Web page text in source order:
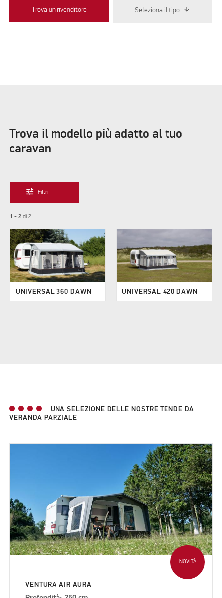
Trova un rivenditore Seleziona il tipo
Trova il modello più adatto al tuo
caravan
tune Filtri
1 - 2di 2
UNIVERSAL 360 DAWN UNIVERSAL 420 DAWN
UNA SELEZIONE DELLE NOSTRE TENDE DA
VERANDA PARZIALE
NOVITÀ
VENTURA AIR AURA